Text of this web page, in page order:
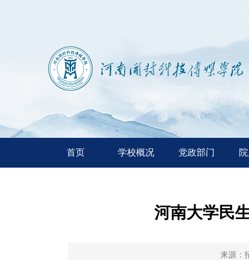
首页 学校概况 党政部门
河南大学民
来源：